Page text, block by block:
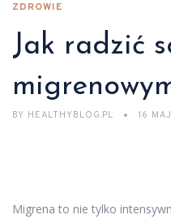
ZDROWIE
Jak radzić
BY HEALTHYBLOG.PL 16
Migrena to nie tylko